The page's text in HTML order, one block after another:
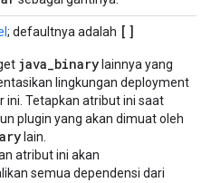
; defaultnya adalah []
java_binary lainnya yang
lingkungan deployment
ini. Tetapkan atribut ini saat
plugin yang akan dimuat oleh
lain.
atribut ini akan
semua dependensi dari